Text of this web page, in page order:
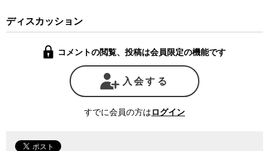
ディスカッション
コメントの閲覧、投稿は会員限定の機能です
入会する
すでに会員の方は ログイン